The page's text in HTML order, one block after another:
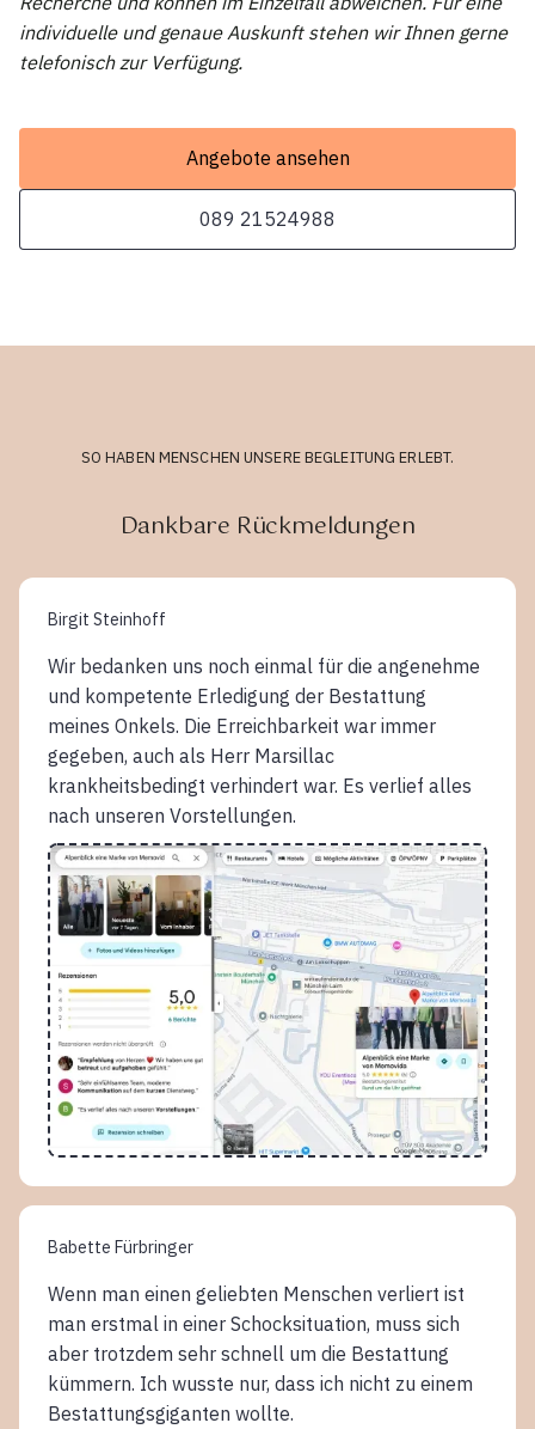
individuelle und genaue Auskunft stehen wir Ihnen gerne
telefonisch zur Verfügung.
Angebote ansehen
089 21524988
SO HABEN MENSCHEN UNSERE BEGLEITUNG ERLEBT.
Dankbare Rückmeldungen
Birgit Steinhoff
Wir bedanken uns noch einmal für die angenehme
und kompetente Erledigung der Bestattung
meines Onkels. Die Erreichbarkeit war immer
gegeben, auch als Herr Marsillac
krankheitsbedingt verhindert war. Es verlief alles
nach unseren Vorstellungen.
Babette Fürbringer
Wenn man einen geliebten Menschen verliert ist
man erstmal in einer Schocksituation, muss sich
aber trotzdem sehr schnell um die Bestattung
kümmern. Ich wusste nur, dass ich nicht zu einem
Bestattungsgiganten wollte.